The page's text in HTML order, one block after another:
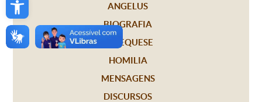
ANGELUS
BIOGRAFIA
CATEQUESE
HOMILIA
MENSAGENS
DISCURSOS